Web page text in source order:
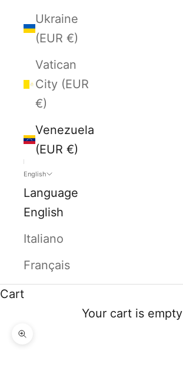
Ukraine
(EUR €)
Vatican
City (EUR
€)
Venezuela
(EUR €)
English
Language
English
Italiano
Français
Cart
Your cart is empty
Zoom picture